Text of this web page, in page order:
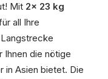
Mit 2x 23 kg
all Ihre
Ihnen die nötige
in Asien bietet. Die